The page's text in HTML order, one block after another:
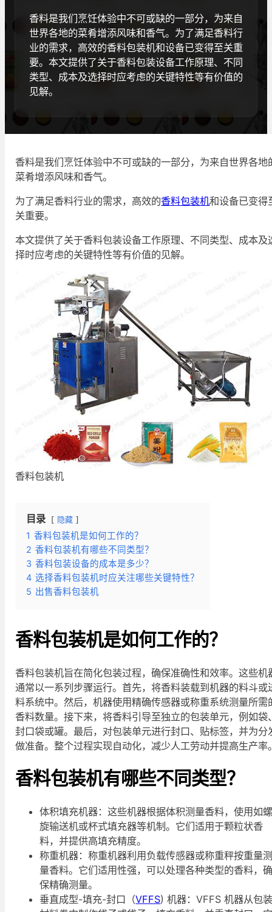
香料是我们烹饪体验中不可或缺的一部分，为来自
世界各地的菜肴增添风味和香气。为了满足香料行
业的需求，高效的香料包装机和设备已变得至关重
要。本文提供了关于香料包装设备工作原理、不同
类型、成本及选择时应考虑的关键特性等有价值的
见解。
香料是我们烹饪体验中不可或缺的一部分，为来自世界各地
菜肴增添风味和香气。
为了满足香料行业的需求，高效的香料包装机和设备已变得
关重要。
本文提供了关于香料包装设备工作原理、不同类型、成本及
择时应考虑的关键特性等有价值的见解。
香料包装机
目录 隐藏
1 香料包装机是如何工作的？
2 香料包装机有哪些不同类型？
3 香料包装设备的成本是多少？
4 选择香料包装机时应关注哪些关键特性？
5 出售香料包装机
香料包装机是如何工作的？
香料包装机旨在简化包装过程，确保准确性和效率。这些机
通常以一系列步骤运行。首先，将香料装载到机器的料斗或
料系统中。然后，机器使用精确传感器或称重系统测量所需
香料数量。接下来，将香料引导至独立的包装单元，例如袋
封口袋或罐。最后，对包装单元进行封口、贴标签，并为分
做准备。整个过程实现自动化，减少人工劳动并提高生产率
香料包装机有哪些不同类型？
体积填充机器：这些机器根据体积测量香料，使用如
旋输送机或杯式填充器等机制。它们适用于颗粒状香
料，并提供高填充精度。
称重机器：称重机器利用负载传感器或称重秤按重量
量香料。它们适用性强，可以处理各种类型的香料，
保精确测量。
垂直成型-填充-封口（VFFS) 机器：VFFS 机器从包